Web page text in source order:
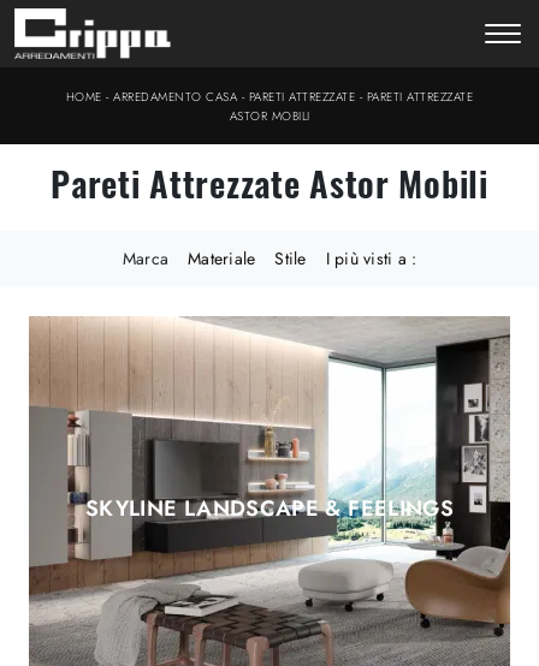
HOME -ARREDAMENTO CASA - PARETI ATTREZZATE - PARETI ATTREZZATE
ASTOR MOBILI
Pareti Attrezzate Astor Mobili
Marca Materiale Stile I più visti a :
SKYLINE LANDSCAPE & FEELINGS